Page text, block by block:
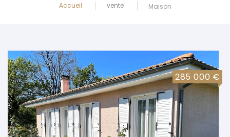
Accueil vente Maison
285 000 €